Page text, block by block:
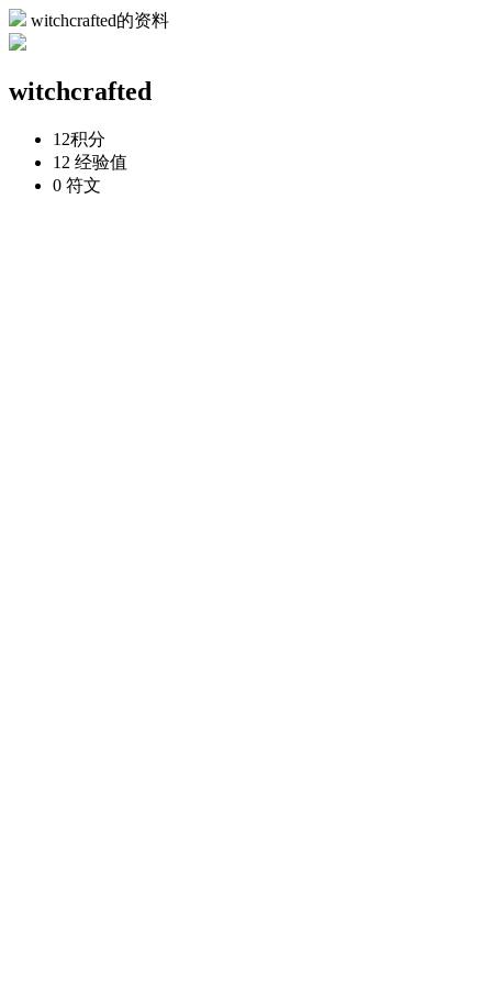
witchcrafted的资料
witchcrafted
12积分
12 经验值
0 符文